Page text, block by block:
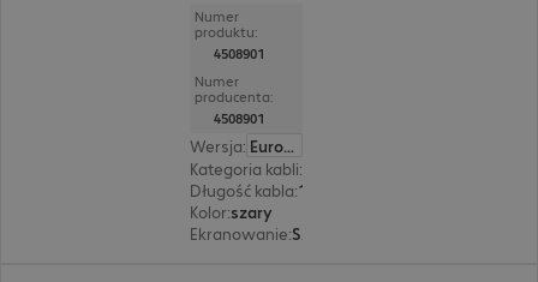
Numer
produktu:
4508901
Numer
producenta:
4508901
Wersja:
Europa
Kategoria kabli:
Długość kabla:
Kolor:szary
Ekranowanie: